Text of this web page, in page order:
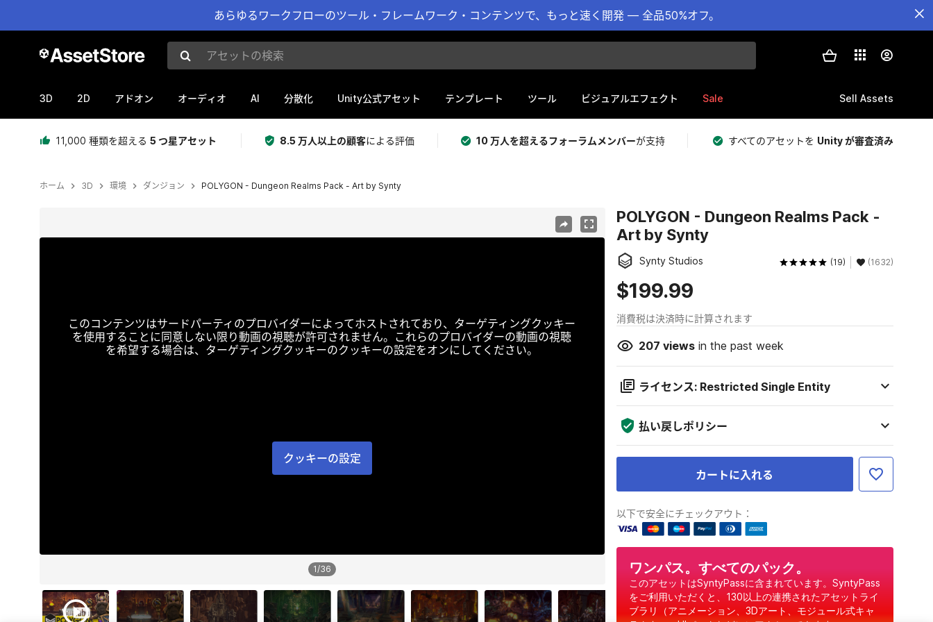
あらゆるワークフローのツール・フレームワーク・コンテンツで、もっと速く開発 — 全品50%オフ。
アセットの検索
3D 2D アドオン オーディオ AI 分散化 Unity公式アセット テンプレート ツール ビジュアルエフェクト Sale Sell Assets
11,000 種類を超える 5 つ星アセット 8.5 万人以上の顧客による評価 10 万人を超えるフォーラムメンバーが支持 すべてのアセットを Unity が審査済み
ホーム 3D 環境 ダンジョン POLYGON - Dungeon Realms Pack - Art by Synty
このコンテンツはサードパーティのプロバイダーによってホストされており、ターゲティングクッキー
を使用することに同意しない限り動画の視聴が許可されません。これらのプロバイダーの動画の視聴
を希望する場合は、ターゲティングクッキーのクッキーの設定をオンにしてください。
クッキーの設定
1/36
POLYGON - Dungeon Realms Pack -
Art by Synty
Synty Studios (19) (1632)
$199.99
消費税は決済時に計算されます
207 viewsin the past week
ライセンス: Restricted Single Entity
払い戻しポリシー
カートに入れる
以下で安全にチェックアウト：
ワンパス。すべてのパック。
このアセットはSyntyPassに含まれています。SyntyPass
をご利用いただくと、130以上の連携されたアセットライ
ブラリ（アニメーション、3Dアート、モジュール式キャ